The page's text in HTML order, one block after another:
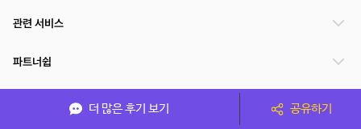
더 많은 후기 보기 공유하기
관련 서비스
파트너쉽
서비스 제공 국가